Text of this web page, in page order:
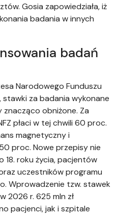
Gosia zapowiedziała, iż
badania w innych
badań
Narodowego Funduszu
za badania wykonane
obniżone. Za
płaci w tej chwili 60 proc.
magnetyczny i
proc. Nowe przepisy nie
18. roku życia, pacjentów
uczestników programu
Wprowadzenie tzw. stawek
2026 r. 625 mln zł
pacjenci, jak i szpitale